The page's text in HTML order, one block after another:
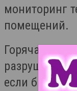
мониторинг
помещений.
Горячая вода
если быстро